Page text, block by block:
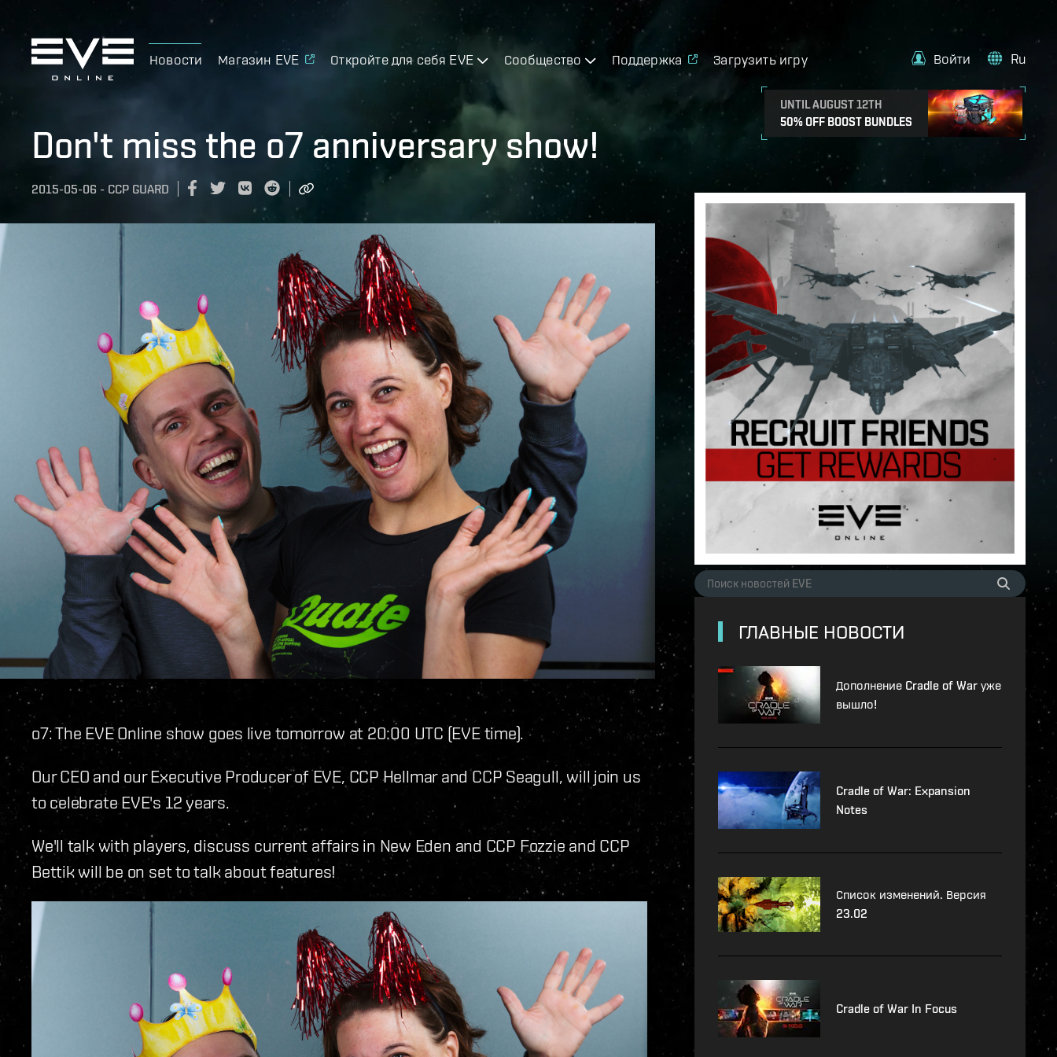
Новости Магазин EVE Откройте для себя EVE Сообщество Поддержка Загрузить игру
UNTIL AUGUST 12TH
50% OFF BOOST BUNDLES
Войти Ru
Don't miss the o7 anniversary show!
2015-05-06 - CCP GUARD
o7: The EVE Online show goes live tomorrow at 20:00 UTC (EVE time).
Our CEO and our Executive Producer of EVE, CCP Hellmar and CCP Seagull, will join us
to celebrate EVE's 12 years.
We'll talk with players, discuss current affairs in New Eden and CCP Fozzie and CCP
Bettik will be on set to talk about features!
ГЛАВНЫЕ НОВОСТИ
Дополнение Cradle of War уже
вышло!
Cradle of War: Expansion
Notes
Список изменений. Версия
23.02
Cradle of War In Focus